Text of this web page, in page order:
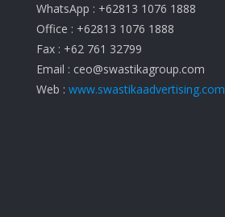
WhatsApp : +62813 1076 1888
Office : +62813 1076 1888
Fax : +62 761 32799
Email : ceo@swastikagroup.com
Web : www.swastikaadvertising.com